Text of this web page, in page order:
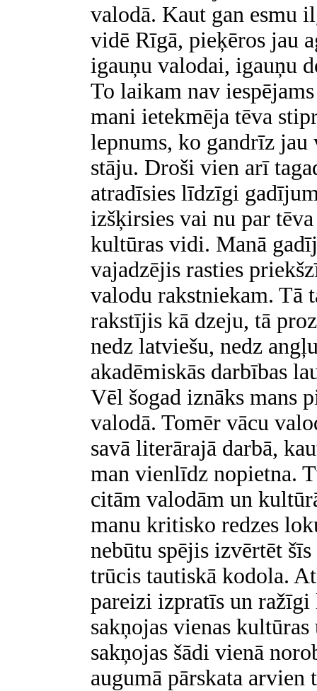
valodā. Kaut gan esmu
vidē Rīgā, pieķēros jau
igauņu valodai, igauņu
To laikam nav
mani ietekmēja tēva
lepnums, ko gandrīz
stāju. Droši vien arī
atradīsies līdzīgi
izšķirsies vai nu par
kultūras vidi. Manā
vajadzējis rasties
valodu rakstniekam. Tā
rakstījis kā dzeju, tā
nedz latviešu, nedz
akadēmiskās darbības
Vēl šogad iznāks mans
valodā. Tomēr vācu
savā literārajā darbā,
man vienlīdz nopietna.
citām valodām un
manu kritisko redzes
nebūtu spējis izvērtēt
trūcis tautiskā kodola.
pareizi izpratīs un
sakņojas vienas
sakņojas šādi vienā
augumā pārskata arvien